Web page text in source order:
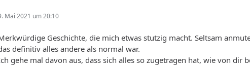
Mai 2021 um 20:10
Geschichte, die mich etwas stutzig macht. Seltsam
definitiv alles andere als normal war.
gehe mal davon aus, dass sich alles so zugetragen hat, wie von